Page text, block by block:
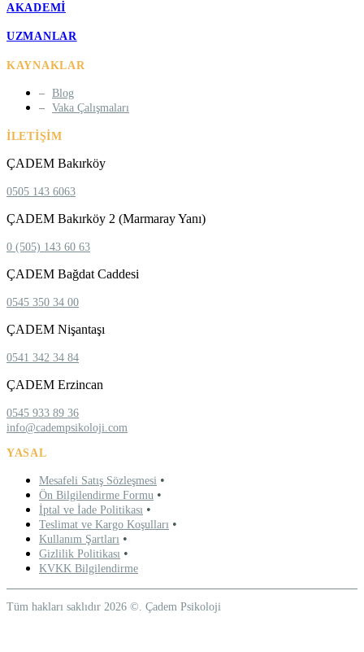
AKADEMI
UZMANLAR
KAYNAKLAR
Blog
Vaka Çalışmaları
İLETIŞIM
ÇADEM Bakırköy
0505 143 6063
ÇADEM Bakırköy 2 (Marmaray Yanı)
0 (505) 143 60 63
ÇADEM Bağdat Caddesi
0545 350 34 00
ÇADEM Nişantaşı
0541 342 34 84
ÇADEM Erzincan
0545 933 89 36
info@cadempsikoloji.com
YASAL
Mesafeli Satış Sözleşmesi •
Ön Bilgilendirme Formu •
İptal ve İade Politikası •
Teslimat ve Kargo Koşulları •
Kullanım Şartları •
Gizlilik Politikası •
KVKK Bilgilendirme
Tüm hakları saklıdır 2026 ©. Çadem Psikoloji